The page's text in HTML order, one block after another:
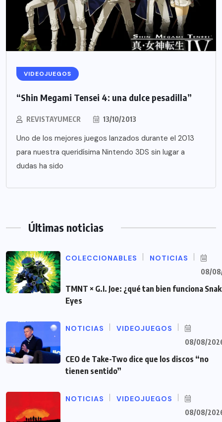
VIDEOJUEGOS
“Shin Megami Tensei 4: una dulce pesadilla”
REVISTAYUMECR 13/10/2013
Uno de los mejores juegos lanzados durante el 2013
para nuestra queridísima Nintendo 3DS sin lugar a
dudas ha sido
Últimas noticias
COLECCIONABLES NOTICIAS
08/
TMNT × G.I. Joe: ¿qué tan bien funciona
Eyes
NOTICIAS VIDEOJUEGOS
08/08/
CEO de Take-Two dice que los discos “no
tienen sentido”
NOTICIAS VIDEOJUEGOS
08/08/